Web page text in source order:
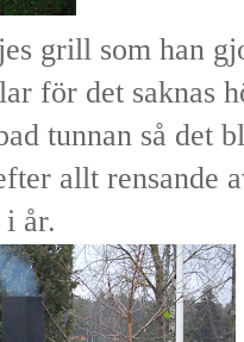
grill som han
för det saknas
tunnan så det
allt rensande
år.